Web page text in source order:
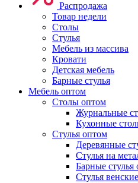
Распродажа
Товар недели
Столы
Стулья
Мебель из массива
Кровати
Детская мебель
Барные стулья
Мебель оптом
Столы оптом
Журнальные
Кухонные
Стулья оптом
Деревянные
Стулья на
Барные стулья
Стулья